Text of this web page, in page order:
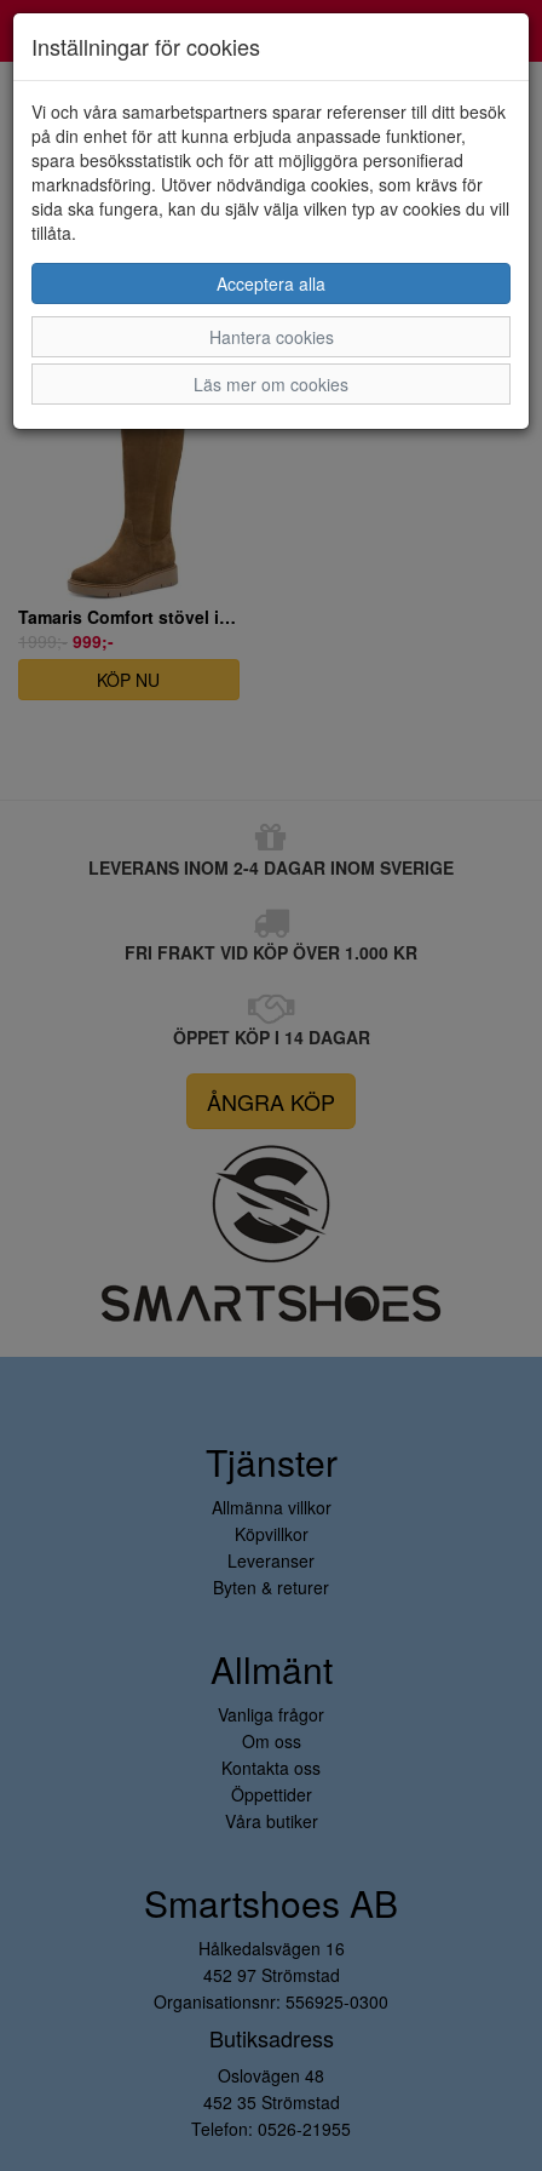
Visa filter
Dam - Jana (1 artiklar)
Sortera efter:
Tamaris Comfort stövel i ljusbrun mocka
1999;- 999;-
KÖP NU
LEVERANS INOM 2-4 DAGAR INOM SVERIGE
FRI FRAKT VID KÖP ÖVER 1.000 KR
ÖPPET KÖP I 14 DAGAR
ÅNGRA KÖP
Inställningar för cookies
Vi och våra samarbetspartners sparar referenser till ditt besök
på din enhet för att kunna erbjuda anpassade funktioner,
spara besöksstatistik och för att möjliggöra personifierad
marknadsföring. Utöver nödvändiga cookies, som krävs för
sida ska fungera, kan du själv välja vilken typ av cookies du vill
tillåta.
Acceptera alla
Hantera cookies
Läs mer om cookies
Tjänster
Allmänna villkor
Köpvillkor
Leveranser
Byten & returer
Allmänt
Vanliga frågor
Om oss
Kontakta oss
Öppettider
Våra butiker
Smartshoes AB
Hålkedalsvägen 16
452 97 Strömstad
Organisationsnr: 556925-0300
Butiksadress
Oslovägen 48
452 35 Strömstad
Telefon: 0526-21955